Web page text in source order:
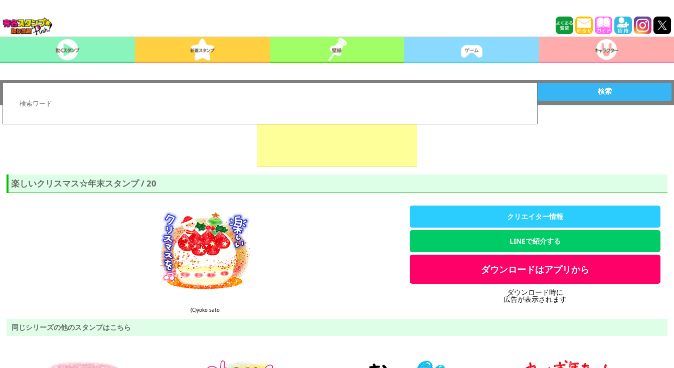
検索
楽しいクリスマス☆年末スタンプ / 20
(C)yoko sato
クリエイター情報
LINEで紹介する
ダウンロードはアプリから
ダウンロード時に
広告が表示されます
同じシリーズの他のスタンプはこちら